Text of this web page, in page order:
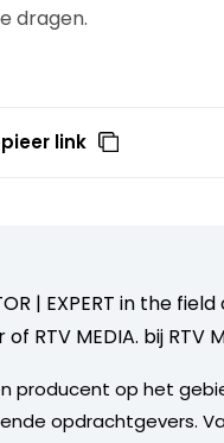
dragen.
link
| EXPERT in the
RTV MEDIA. bij RTV
producent op het
opdrachtgevers.